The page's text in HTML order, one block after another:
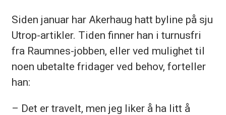
Siden januar har Akerhaug hatt byline på sju
Utrop-artikler. Tiden finner han i turnusfri
fra Raumnes-jobben, eller ved mulighet til
noen ubetalte fridager ved behov, forteller
han:
– Det er travelt, men jeg liker å ha litt å